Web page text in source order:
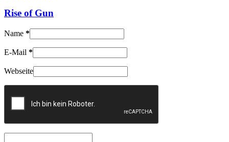
Rise of Gun
Name *
E-Mail *
Webseite